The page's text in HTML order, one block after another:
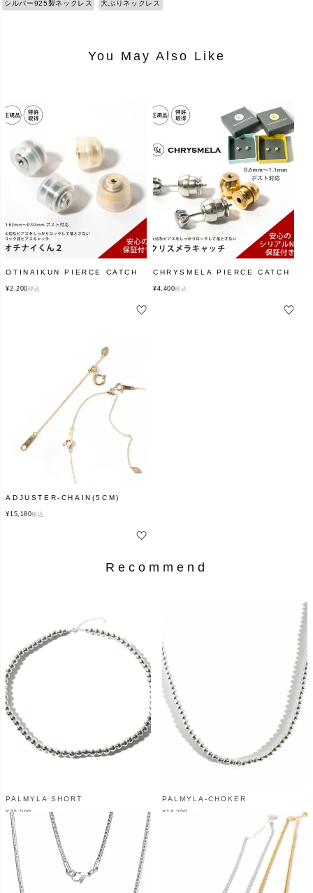
シルバー925製ネックレス 大ぶりネックレス
You May Also Like
OTINAIKUN PIERCE CATCH
¥2,200税込
CHRYSMELA PIERCE CATCH
¥4,400税込
ADJUSTER-CHAIN(5CM)
¥15,180税込
Recommend
PALMYLA SHORT
¥33,000
PALMYLA-CHOKER
¥ 14,300